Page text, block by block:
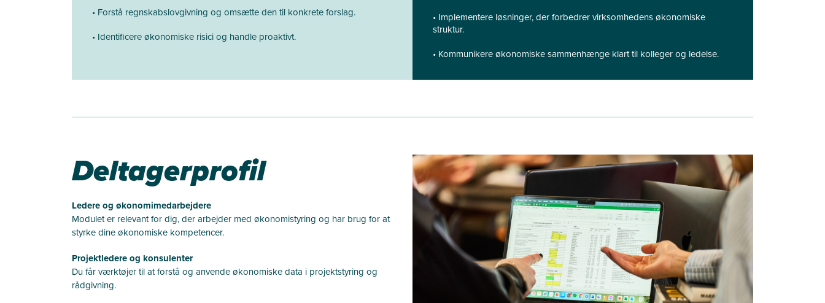
• Forstå regnskabslovgivning og omsætte den til konkrete forslag.
• Identificere økonomiske risici og handle proaktivt.
• Implementere løsninger, der forbedrer virksomhedens økonomiske
struktur.
• Kommunikere økonomiske sammenhænge klart til kolleger og ledelse.
Deltagerprofil
Ledere og økonomimedarbejdere
Modulet er relevant for dig, der arbejder med økonomistyring og har brug for at
styrke dine økonomiske kompetencer.
Projektledere og konsulenter
Du får værktøjer til at forstå og anvende økonomiske data i projektstyring og
rådgivning.